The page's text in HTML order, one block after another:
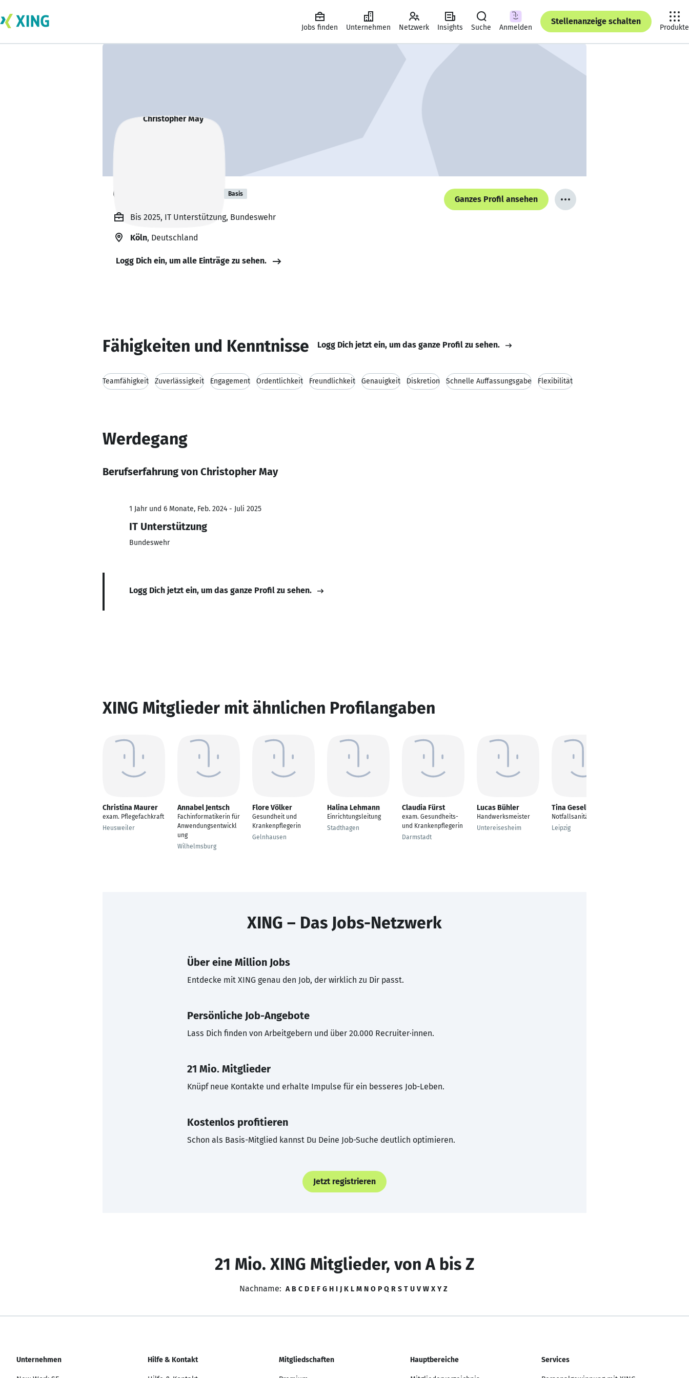
Jobs finden Unternehmen Netzwerk Insights Suche Anmelden
Stellenanzeige schalten
Produkte
Christopher May Basis
Ganzes Profil ansehen
Bis 2025, IT Unterstützung, Bundeswehr
Köln, Deutschland
Logg Dich ein, um alle Einträge zu sehen.
Fähigkeiten und Kenntnisse Logg Dich jetzt ein, um das ganze Profil zu sehen.
Teamfähigkeit Zuverlässigkeit Engagement Ordentlichkeit Freundlichkeit Genauigkeit Diskretion Schnelle Auffassungsgabe Flexibilität
Werdegang
Berufserfahrung von Christopher May
1 Jahr und 6 Monate, Feb. 2024 - Juli 2025
IT Unterstützung
Bundeswehr
Logg Dich jetzt ein, um das ganze Profil zu sehen.
XING Mitglieder mit ähnlichen Profilangaben
Christina Maurer
exam. Pflegefachkraft
Heusweiler
Annabel Jentsch
Fachinformatikerin für
Anwendungsentwickl
ung
Wilhelmsburg
Flore Völker
Gesundheit und
Krankenpflegerin
Gelnhausen
Halina Lehmann
Einrichtungsleitung
Stadthagen
Claudia Fürst
exam. Gesundheits-
und Krankenpflegerin
Darmstadt
Lucas Bühler
Handwerksmeister
Untereisesheim
Tina Gesell
Notfallsanitäterin
Leipzig
XING – Das Jobs-Netzwerk
Über eine Million Jobs
Entdecke mit XING genau den Job, der wirklich zu Dir passt.
Persönliche Job-Angebote
Lass Dich finden von Arbeitgebern und über 20.000 Recruiter·innen.
21 Mio. Mitglieder
Knüpf neue Kontakte und erhalte Impulse für ein besseres Job-Leben.
Kostenlos profitieren
Schon als Basis-Mitglied kannst Du Deine Job-Suche deutlich optimieren.
Jetzt registrieren
21 Mio. XING Mitglieder, von A bis Z
Nachname: A B C D E F G H I J K L M N O P Q R S T U V W X Y Z
Unternehmen Hilfe & Kontakt Mitgliedschaften Hauptbereiche Services